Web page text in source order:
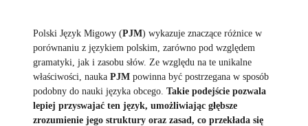
Polski Język Migowy (PJM) wykazuje znaczące różnice w
porównaniu z językiem polskim, zarówno pod względem
gramatyki, jak i zasobu słów. Ze względu na te unikalne
właściwości, nauka PJM powinna być postrzegana w sposób
podobny do nauki języka obcego. Takie podejście pozwala
lepiej przyswajać ten język, umożliwiając głębsze
zrozumienie jego struktury oraz zasad, co przekłada się